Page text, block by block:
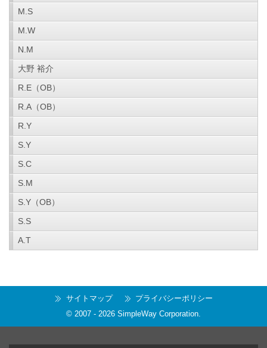
M.S
M.W
N.M
大野 裕介
R.E（OB）
R.A（OB）
R.Y
S.Y
S.C
S.M
S.Y（OB）
S.S
A.T
サイトマップ
プライバシーポリシー
© 2007 - 2026 SimpleWay Corporation.